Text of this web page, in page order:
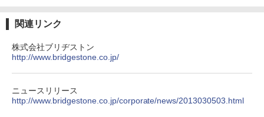
関連リンク
株式会社ブリヂストン
http://www.bridgestone.co.jp/
ニュースリリース
http://www.bridgestone.co.jp/corporate/news/2013030503.html